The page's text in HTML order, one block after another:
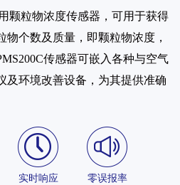
颗粒物浓度传感器，可用于获得
个数及质量，即颗粒物浓度，
传感器可嵌入各种与空气
及环境改善设备，为其提供准确
实时响应 零误报率